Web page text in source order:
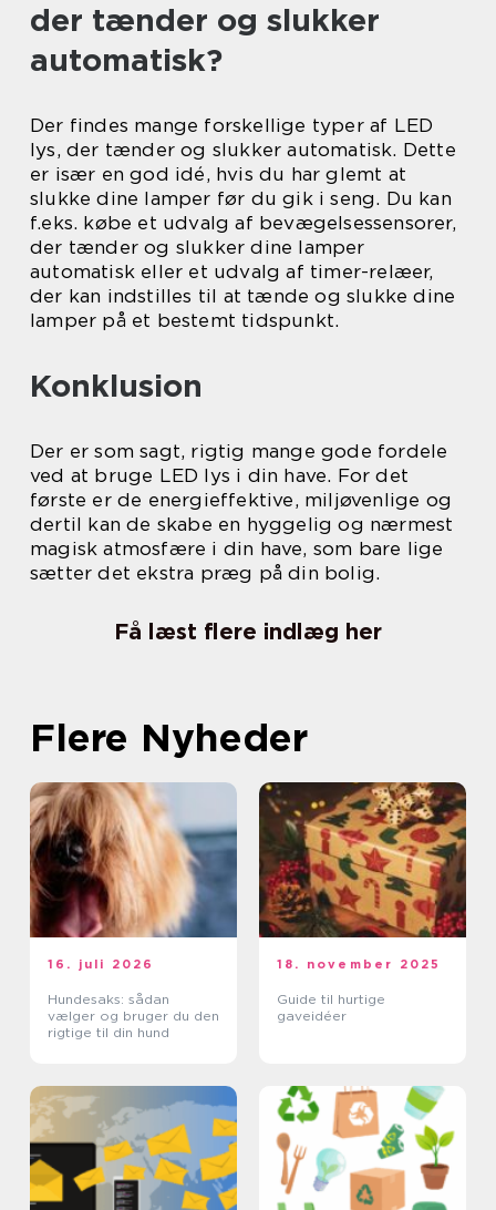
der tænder og slukker
automatisk?
Der findes mange forskellige typer af LED
lys, der tænder og slukker automatisk. Dette
er især en god idé, hvis du har glemt at
slukke dine lamper før du gik i seng. Du kan
f.eks. købe et udvalg af bevægelsessensorer,
der tænder og slukker dine lamper
automatisk eller et udvalg af timer-relæer,
der kan indstilles til at tænde og slukke dine
lamper på et bestemt tidspunkt.
Konklusion
Der er som sagt, rigtig mange gode fordele
ved at bruge LED lys i din have. For det
første er de energieffektive, miljøvenlige og
dertil kan de skabe en hyggelig og nærmest
magisk atmosfære i din have, som bare lige
sætter det ekstra præg på din bolig.
Få læst flere indlæg her
Flere Nyheder
16. juli 2026
Hundesaks: sådan
vælger og bruger du den
rigtige til din hund
18. november 2025
Guide til hurtige
gaveidéer